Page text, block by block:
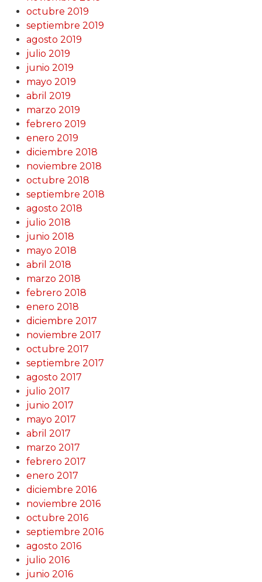
octubre 2019
septiembre 2019
agosto 2019
julio 2019
junio 2019
mayo 2019
abril 2019
marzo 2019
febrero 2019
enero 2019
diciembre 2018
noviembre 2018
octubre 2018
septiembre 2018
agosto 2018
julio 2018
junio 2018
mayo 2018
abril 2018
marzo 2018
febrero 2018
enero 2018
diciembre 2017
noviembre 2017
octubre 2017
septiembre 2017
agosto 2017
julio 2017
junio 2017
mayo 2017
abril 2017
marzo 2017
febrero 2017
enero 2017
diciembre 2016
noviembre 2016
octubre 2016
septiembre 2016
agosto 2016
julio 2016
junio 2016